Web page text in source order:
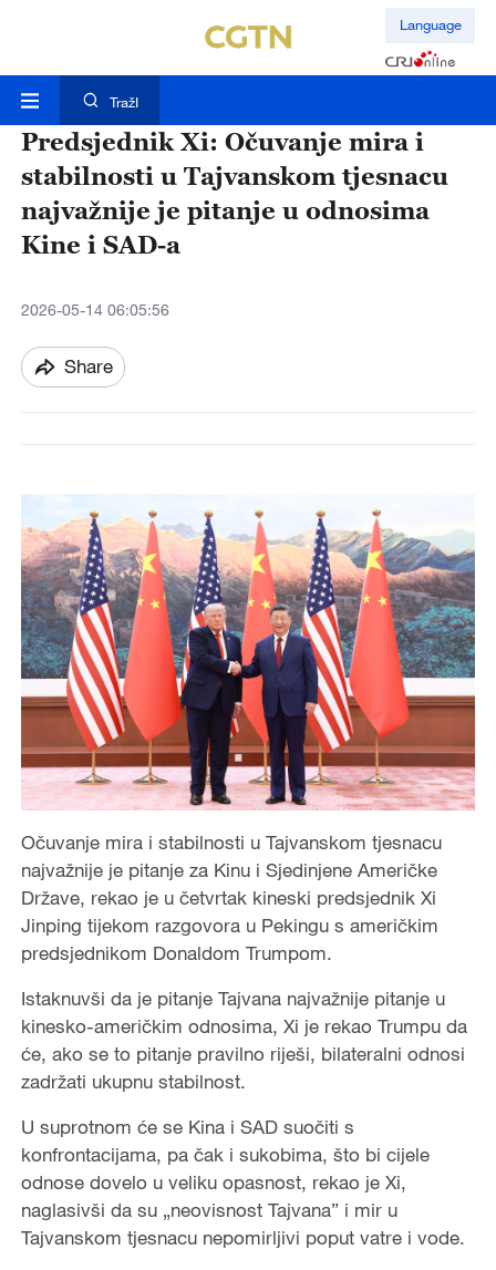
Language
TražI
Predsjednik Xi: Očuvanje mira i
stabilnosti u Tajvanskom tjesnacu
najvažnije je pitanje u odnosima
Kine i SAD-a
2026-05-14 06:05:56
Share
Očuvanje mira i stabilnosti u Tajvanskom tjesnacu
najvažnije je pitanje za Kinu i Sjedinjene Američke
Države, rekao je u četvrtak kineski predsjednik Xi
Jinping tijekom razgovora u Pekingu s američkim
predsjednikom Donaldom Trumpom.
Istaknuvši da je pitanje Tajvana najvažnije pitanje u
kinesko-američkim odnosima, Xi je rekao Trumpu da
će, ako se to pitanje pravilno riješi, bilateralni odnosi
zadržati ukupnu stabilnost.
U suprotnom će se Kina i SAD suočiti s
konfrontacijama, pa čak i sukobima, što bi cijele
odnose dovelo u veliku opasnost, rekao je Xi,
naglasivši da su „neovisnost Tajvana” i mir u
Tajvanskom tjesnacu nepomirljivi poput vatre i vode.